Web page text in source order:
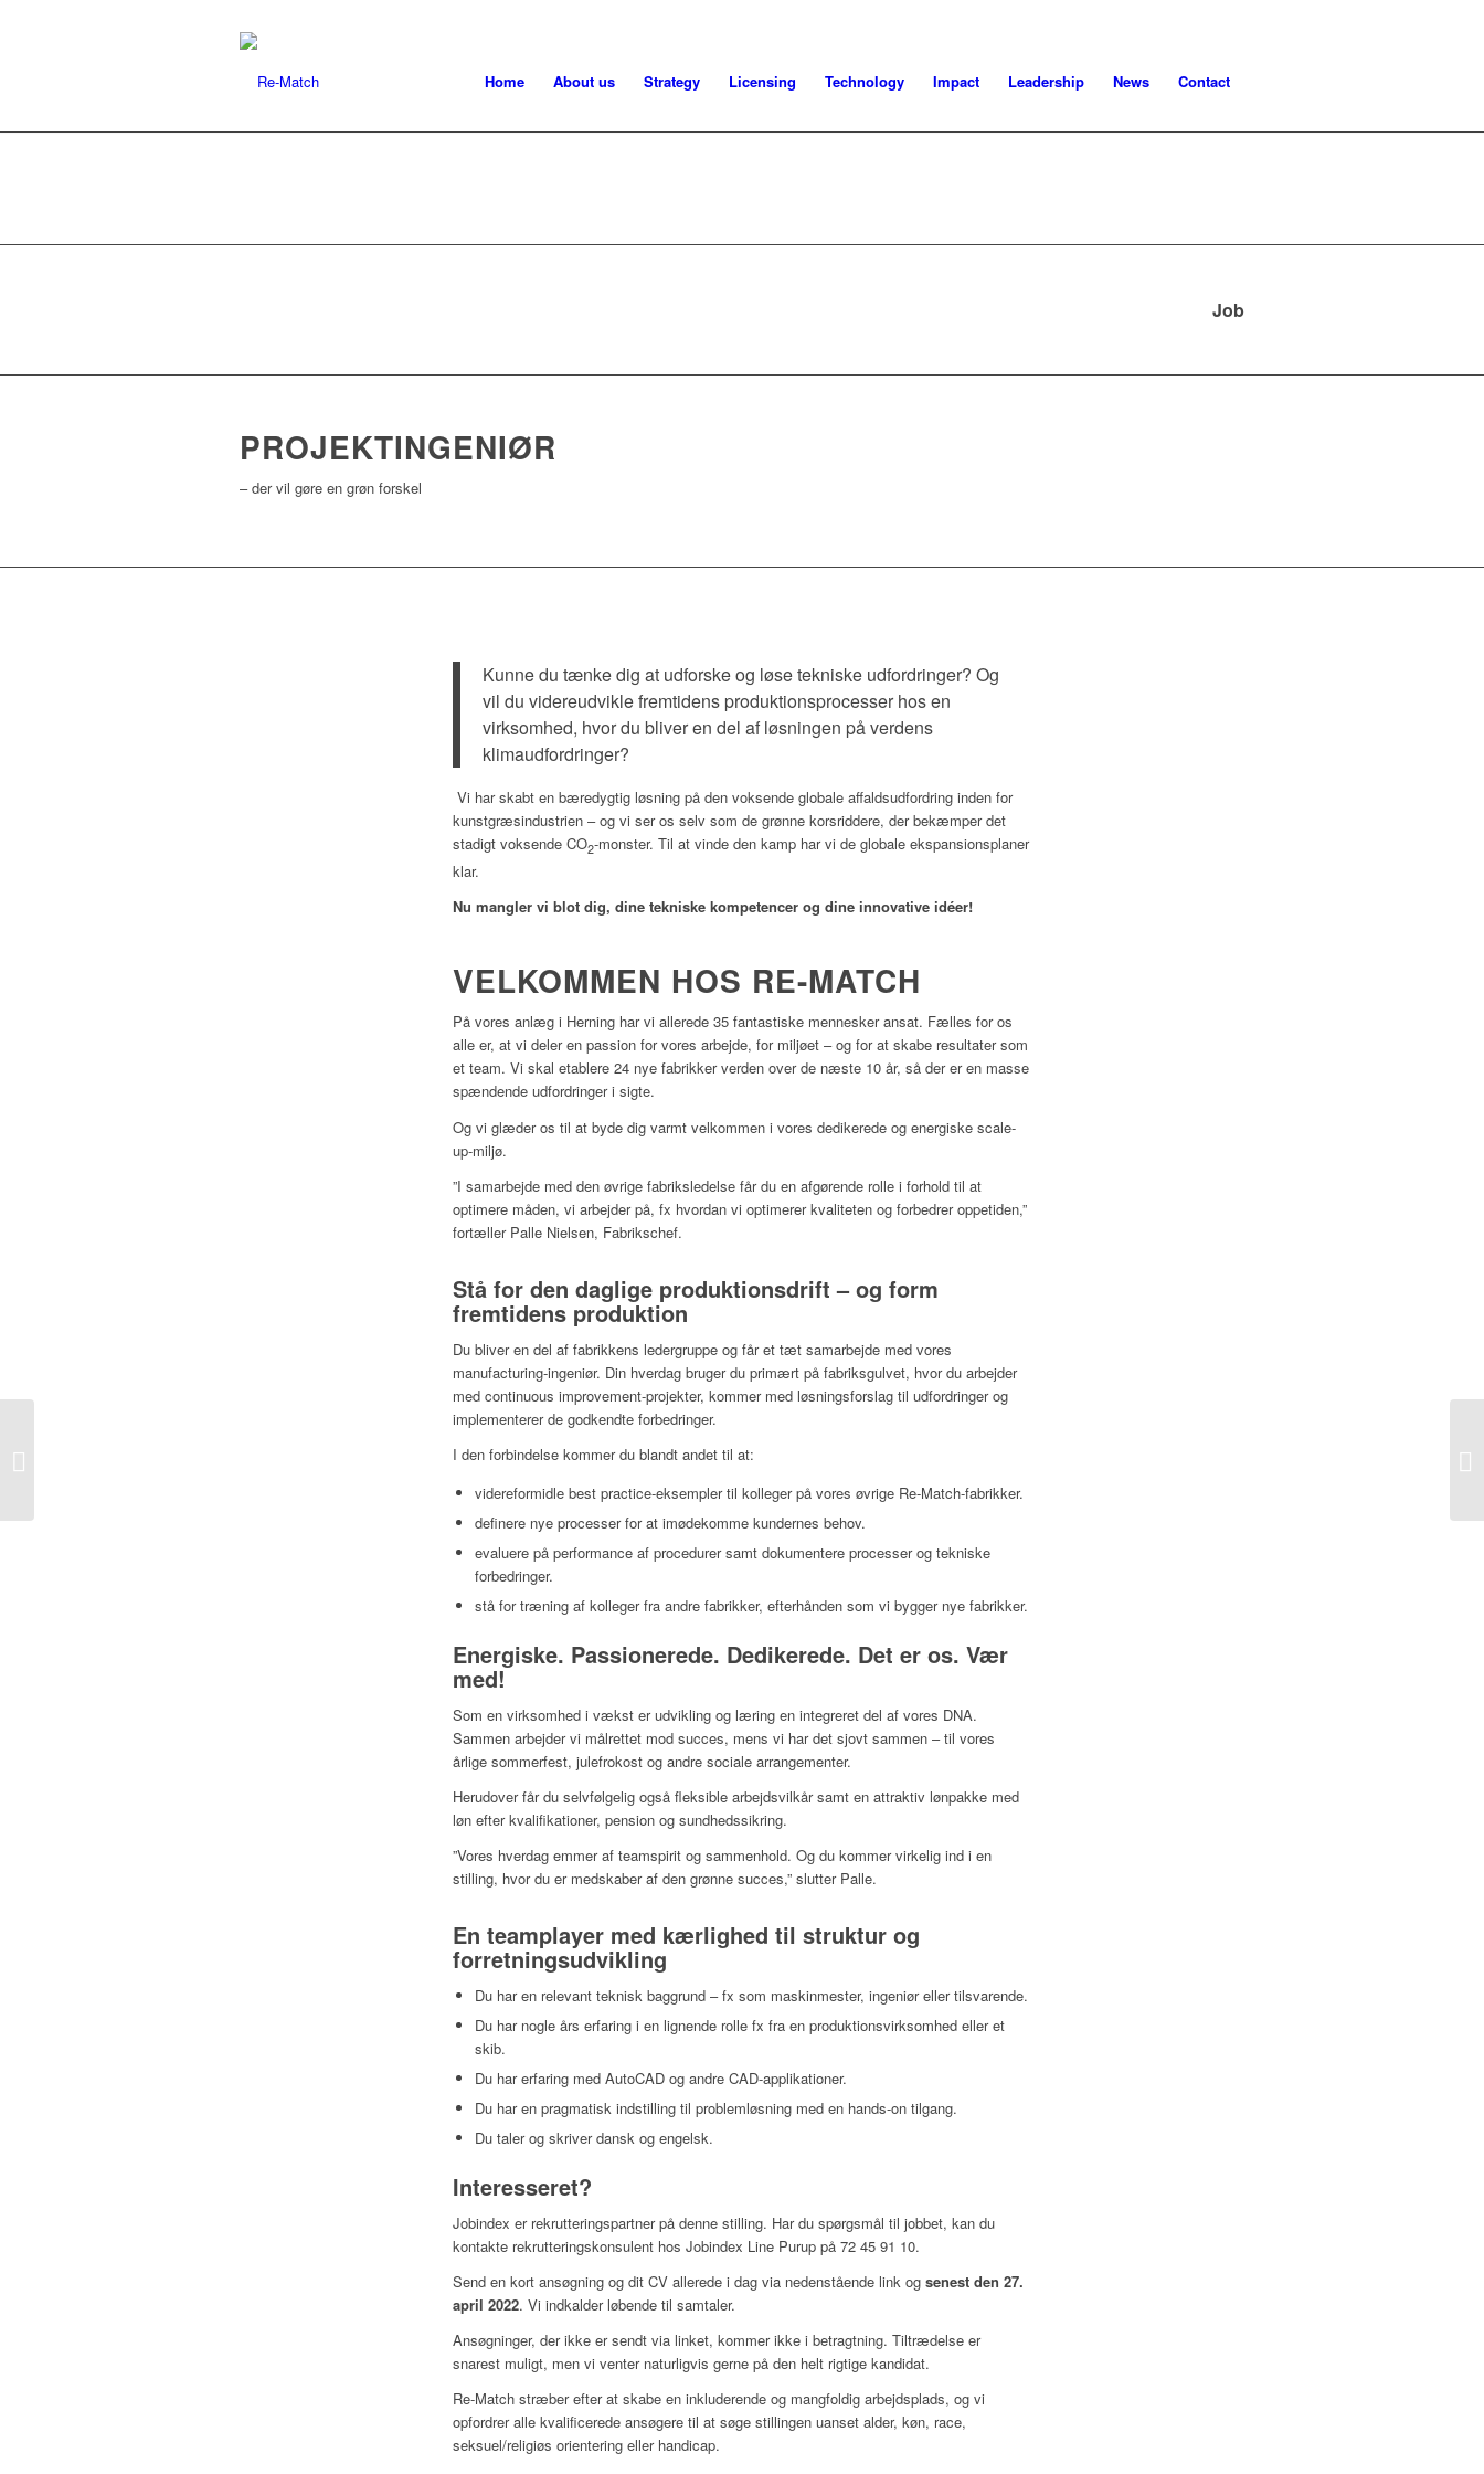
Home About us Strategy Licensing Technology Impact Leadership News Contact
Job
PROJEKTINGENIØR
– der vil gøre en grøn forskel
Kunne du tænke dig at udforske og løse tekniske udfordringer? Og
vil du videreudvikle fremtidens produktionsprocesser hos en
virksomhed, hvor du bliver en del af løsningen på verdens
klimaudfordringer?
Vi har skabt en bæredygtig løsning på den voksende globale affaldsudfordring inden for
kunstgræsindustrien – og vi ser os selv som de grønne korsriddere, der bekæmper det
stadigt voksende CO2-monster. Til at vinde den kamp har vi de globale ekspansionsplaner
klar.
Nu mangler vi blot dig, dine tekniske kompetencer og dine innovative idéer!
VELKOMMEN HOS RE-MATCH
På vores anlæg i Herning har vi allerede 35 fantastiske mennesker ansat. Fælles for os
alle er, at vi deler en passion for vores arbejde, for miljøet – og for at skabe resultater som
et team. Vi skal etablere 24 nye fabrikker verden over de næste 10 år, så der er en masse
spændende udfordringer i sigte.
Og vi glæder os til at byde dig varmt velkommen i vores dedikerede og energiske scale-
up-miljø.
”I samarbejde med den øvrige fabriksledelse får du en afgørende rolle i forhold til at
optimere måden, vi arbejder på, fx hvordan vi optimerer kvaliteten og forbedrer oppetiden,”
fortæller Palle Nielsen, Fabrikschef.
Stå for den daglige produktionsdrift – og form
fremtidens produktion
Du bliver en del af fabrikkens ledergruppe og får et tæt samarbejde med vores
manufacturing-ingeniør. Din hverdag bruger du primært på fabriksgulvet, hvor du arbejder
med continuous improvement-projekter, kommer med løsningsforslag til udfordringer og
implementerer de godkendte forbedringer.
I den forbindelse kommer du blandt andet til at:
videreformidle best practice-eksempler til kolleger på vores øvrige Re-Match-fabrikker.
definere nye processer for at imødekomme kundernes behov.
evaluere på performance af procedurer samt dokumentere processer og tekniske
forbedringer.
stå for træning af kolleger fra andre fabrikker, efterhånden som vi bygger nye fabrikker.
Energiske. Passionerede. Dedikerede. Det er os. Vær
med!
Som en virksomhed i vækst er udvikling og læring en integreret del af vores DNA.
Sammen arbejder vi målrettet mod succes, mens vi har det sjovt sammen – til vores
årlige sommerfest, julefrokost og andre sociale arrangementer.
Herudover får du selvfølgelig også fleksible arbejdsvilkår samt en attraktiv lønpakke med
løn efter kvalifikationer, pension og sundhedssikring.
”Vores hverdag emmer af teamspirit og sammenhold. Og du kommer virkelig ind i en
stilling, hvor du er medskaber af den grønne succes,”slutter Palle.
En teamplayer med kærlighed til struktur og
forretningsudvikling
Du har en relevant teknisk baggrund – fx som maskinmester, ingeniør eller tilsvarende.
Du har nogle års erfaring i en lignende rolle fx fra en produktionsvirksomhed eller et
skib.
Du har erfaring med AutoCAD og andre CAD-applikationer.
Du har en pragmatisk indstilling til problemløsning med en hands-on tilgang.
Du taler og skriver dansk og engelsk.
Interesseret?
Jobindex er rekrutteringspartner på denne stilling. Har du spørgsmål til jobbet, kan du
kontakte rekrutteringskonsulent hos Jobindex Line Purup på 72 45 91 10.
Send en kort ansøgning og dit CV allerede i dag via nedenstående link og senest den 27.
april 2022. Vi indkalder løbende til samtaler.
Ansøgninger, der ikke er sendt via linket, kommer ikke i betragtning. Tiltrædelse er
snarest muligt, men vi venter naturligvis gerne på den helt rigtige kandidat.
Re-Match stræber efter at skabe en inkluderende og mangfoldig arbejdsplads, og vi
opfordrer alle kvalificerede ansøgere til at søge stillingen uanset alder, køn, race,
seksuel/religiøs orientering eller handicap.